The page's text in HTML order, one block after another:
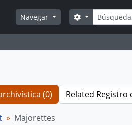
Navegar
Búsqueda
Search options
(0) Related Registro
Majorettes